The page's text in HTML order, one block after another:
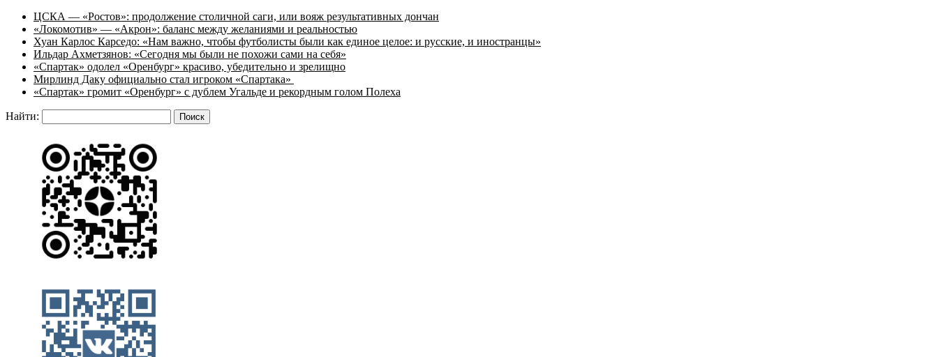
ЦСКА — «Ростов»: продолжение столичной саги, или вояж результативных дончан
«Локомотив» — «Акрон»: баланс между желаниями и реальностью
Хуан Карлос Карседо: «Нам важно, чтобы футболисты были как единое целое: и русские, и иностранцы»
Ильдар Ахметзянов: «Сегодня мы были не похожи сами на себя»
«Спартак» одолел «Оренбург» красиво, убедительно и зрелищно
Мирлинд Даку официально стал игроком «Спартака»
«Спартак» громит «Оренбург» с дублем Угальде и рекордным голом Полеха
Найти: